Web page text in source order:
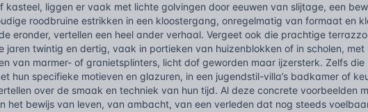
kasteel, liggen er vaak met lichte golvingen door eeuwen van slijtage, een
roodbruine estrikken in een kloostergang, onregelmatig van formaat en
eronder, vertellen een heel ander verhaal. Vergeet ook die prachtige
jaren twintig en dertig, vaak in portieken van huizenblokken of in scholen, met
van marmer- of granietsplinters, licht dof geworden maar ijzersterk. Zelfs
hun specifieke motieven en glazuren, in een jugendstil-villa’s badkamer of
over de smaak en techniek van hun tijd. Al deze concrete voorbeelden
het bewijs van leven, van ambacht, van een verleden dat nog steeds